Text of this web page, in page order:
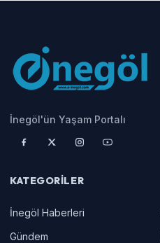
İnegöl'ün Yaşam Portalı
KATEGORILER
İnegöl Haberleri
Gündem